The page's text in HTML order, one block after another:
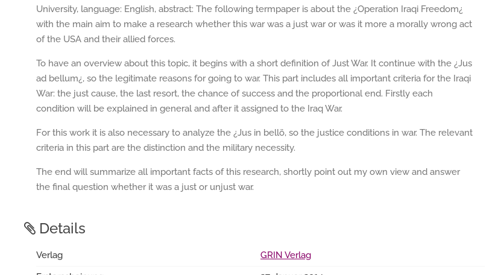
University, language: English, abstract: The following termpaper is about the ¿Operation Iraqi Freedom¿
with the main aim to make a research whether this war was a just war or was it more a morally wrong act
of the USA and their allied forces.
To have an overview about this topic, it begins with a short definition of Just War. It continue with the ¿Jus
ad bellum¿, so the legitimate reasons for going to war. This part includes all important criteria for the Iraqi
War: the just cause, the last resort, the chance of success and the proportional end. Firstly each
condition will be explained in general and after it assigned to the Iraq War.
For this work it is also necessary to analyze the ¿Jus in bellö, so the justice conditions in war. The relevant
criteria in this part are the distinction and the military necessity.
The end will summarize all important facts of this research, shortly point out my own view and answer
the final question whether it was a just or unjust war.
Details
Verlag
GRIN Verlag